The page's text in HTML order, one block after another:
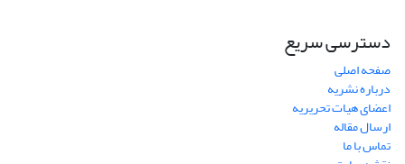
دسترسی سریع
صفحه اصلی
درباره نشریه
اعضای هیات تحریریه
ارسال مقاله
تماس با ما